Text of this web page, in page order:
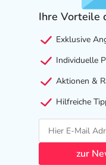
Ihre Vorteile
Exklusive
Individuelle
Aktionen &
Hilfreiche
zur